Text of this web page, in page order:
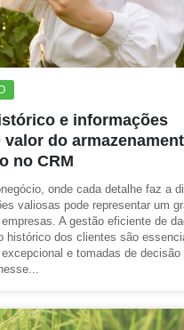
e informações
valor do
no CRM
onde cada detalhe faz a
valiosas pode representar um
A gestão eficiente de
histórico dos clientes são
e tomadas de decisão